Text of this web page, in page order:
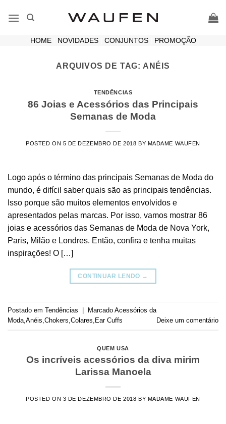
HOME| NOVIDADES| CONJUNTOS| PROMOÇÃO
ARQUIVOS DE TAG: ANÉIS
TENDÊNCIAS
86 Joias e Acessórios das Principais
Semanas de Moda
POSTED ON 5 DE DEZEMBRO DE 2018 BY MADAME WAUFEN
Logo após o término das principais Semanas de Moda do
mundo, é difícil saber quais são as principais tendências.
Isso porque são muitos elementos envolvidos e
apresentados pelas marcas. Por isso, vamos mostrar 86
joias e acessórios das Semanas de Moda de Nova York,
Paris, Milão e Londres. Então, confira e tenha muitas
inspirações! O […]
CONTINUAR LENDO →
Postado em Tendências Marcado Acessórios da
Moda Anéis Chokers Colares Ear Cuffs Deixe um comentário
QUEM USA
Os incríveis acessórios da diva mirim
Larissa Manoela
POSTED ON 3 DE DEZEMBRO DE 2018 BY MADAME WAUFEN